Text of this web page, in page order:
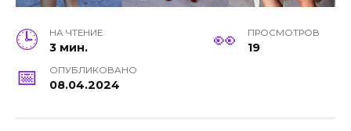
НА ЧТЕНИЕ
3 мин.
ПРОСМОТРОВ
19
ОПУБЛИКОВАНО
08.04.2024